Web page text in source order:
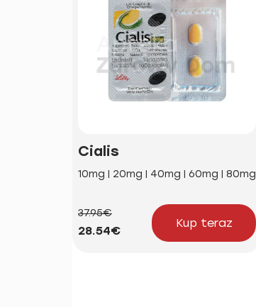
Cialis
10mg | 20mg | 40mg | 60mg | 80mg
37.95€
28.54€
Kup teraz